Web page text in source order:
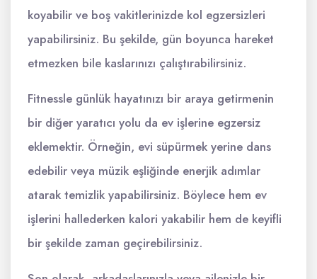
koyabilir ve boş vakitlerinizde kol egzersizleri
yapabilirsiniz. Bu şekilde, gün boyunca hareket
etmezken bile kaslarınızı çalıştırabilirsiniz.
Fitnessle günlük hayatınızı bir araya getirmenin
bir diğer yaratıcı yolu da ev işlerine egzersiz
eklemektir. Örneğin, evi süpürmek yerine dans
edebilir veya müzik eşliğinde enerjik adımlar
atarak temizlik yapabilirsiniz. Böylece hem ev
işlerini hallederken kalori yakabilir hem de keyifli
bir şekilde zaman geçirebilirsiniz.